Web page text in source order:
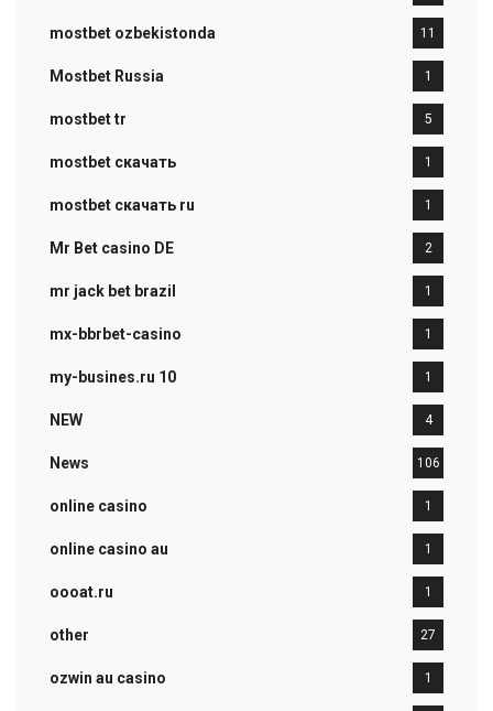
mostbet ozbekistonda 11
Mostbet Russia 1
mostbet tr 5
mostbet скачать 1
mostbet скачать ru 1
Mr Bet casino DE 2
mr jack bet brazil 1
mx-bbrbet-casino 1
my-busines.ru 10 1
NEW 4
News 106
online casino 1
online casino au 1
oooat.ru 1
other 27
ozwin au casino 1